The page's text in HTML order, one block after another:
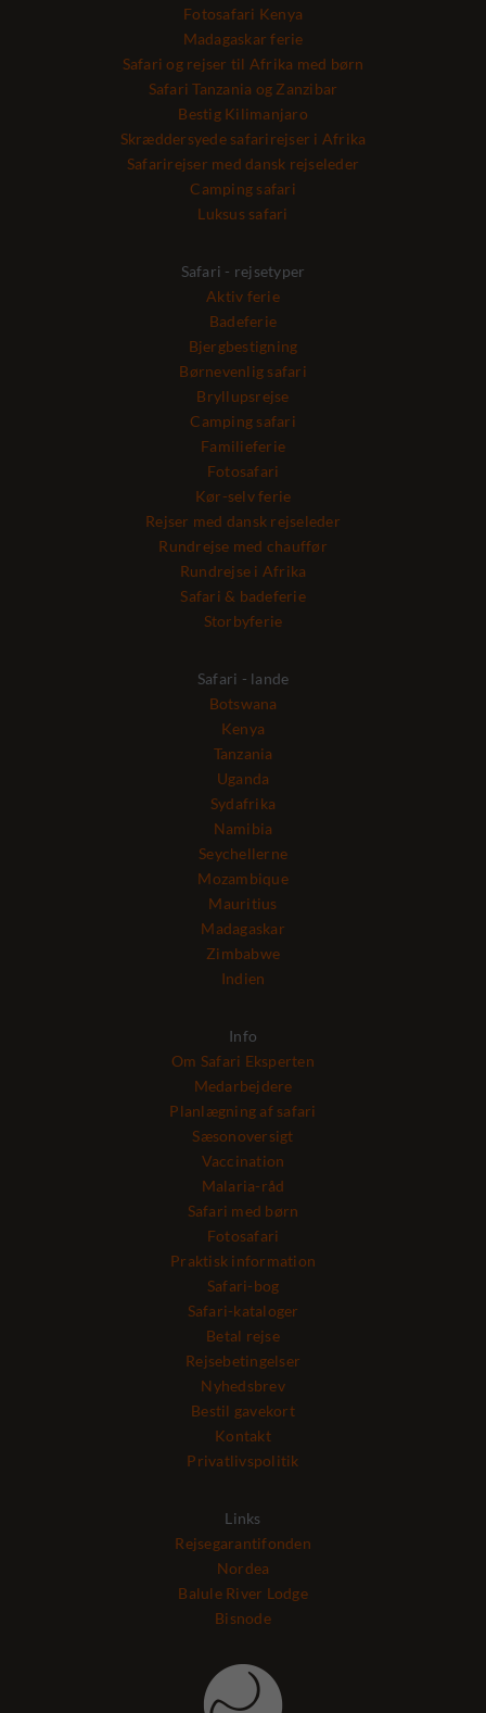
Fotosafari Kenya
Madagaskar ferie
Safari og rejser til Afrika med børn
Safari Tanzania og Zanzibar
Bestig Kilimanjaro
Skræddersyede safarirejser i Afrika
Safarirejser med dansk rejseleder
Camping safari
Luksus safari
Safari - rejsetyper
Aktiv ferie
Badeferie
Bjergbestigning
Børnevenlig safari
Bryllupsrejse
Camping safari
Familieferie
Fotosafari
Kør-selv ferie
Rejser med dansk rejseleder
Rundrejse med chauffør
Rundrejse i Afrika
Safari & badeferie
Storbyferie
Safari - lande
Botswana
Kenya
Tanzania
Uganda
Sydafrika
Namibia
Seychellerne
Mozambique
Mauritius
Madagaskar
Zimbabwe
Indien
Info
Om Safari Eksperten
Medarbejdere
Planlægning af safari
Sæsonoversigt
Vaccination
Malaria-råd
Safari med børn
Fotosafari
Praktisk information
Safari-bog
Safari-kataloger
Betal rejse
Rejsebetingelser
Nyhedsbrev
Bestil gavekort
Kontakt
Privatlivspolitik
Links
Rejsegarantifonden
Nordea
Balule River Lodge
Bisnode